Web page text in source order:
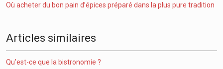
Où acheter du bon pain d’épices préparé dans la plus pure tradition
Articles similaires
Qu’est-ce que la bistronomie ?